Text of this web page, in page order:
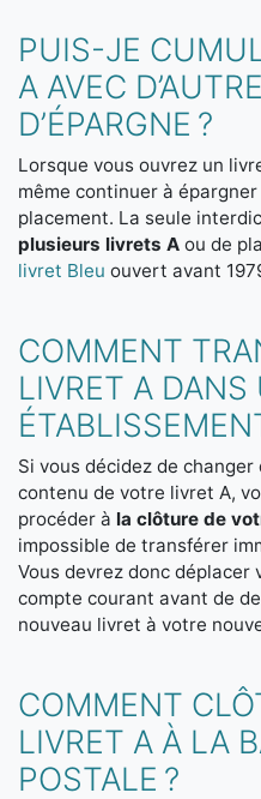
PUIS-JE
A AVEC
D’ÉPARGNE ?
Lorsque vous ouvrez un
même continuer à
placement. La seule
plusieurs livrets A ou de
livret Bleu ouvert avant
COMMENT
LIVRET A DANS
Si vous décidez de
contenu de votre livret A,
procéder à la clôture de
impossible de transférer
Vous devrez donc
compte courant avant de
nouveau livret à votre
COMMENT
LIVRET A À LA
POSTALE ?